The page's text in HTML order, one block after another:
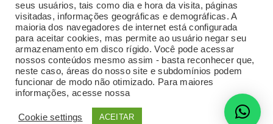
Planos de assessoria mensal
2023 Malgueiro Campos Zardo Advocacia |
Termos e condições de uso do site|Política de
privacidade|Código de conduta
Política de
Política de
gestão de crises e continuidade de negócios
|
seus usuários, tais como dia e hora da visita, páginas
visitadas, informações geográficas e demográficas. A
maioria dos navegadores de internet está configurada
para aceitar cookies, mas permite ao usuário negar seu
armazenamento em disco rígido. Você pode acessar
nossos conteúdos mesmo assim - basta reconhecer que,
neste caso, áreas do nosso site e subdomínios podem
funcionar de modo não otimizado. Para maiores
informações, acesse nossa
Cookie settings ACEITAR